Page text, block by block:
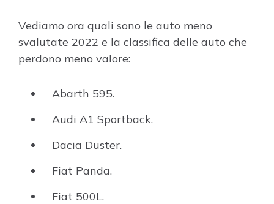
Vediamo ora quali sono le auto meno
svalutate 2022 e la classifica delle auto che
perdono meno valore:
Abarth 595.
Audi A1 Sportback.
Dacia Duster.
Fiat Panda.
Fiat 500L.